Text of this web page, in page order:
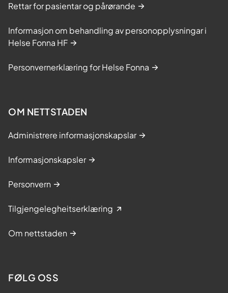
Rettar for pasientar og pårørande
Informasjon om behandling av personopplysningar i
Helse Fonna HF
Personvernerklæring for Helse Fonna
OM NETTSTADEN
Administrere informasjonskapslar
Informasjonskapsler
Personvern
Tilgjengelegheitserklæring
Om nettstaden
FØLG OSS